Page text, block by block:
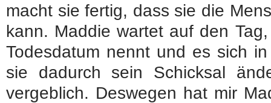
macht sie fertig, dass sie die
kann. Maddie wartet auf den
Todesdatum nennt und es sich
sie dadurch sein Schicksal
vergeblich. Deswegen hat mir